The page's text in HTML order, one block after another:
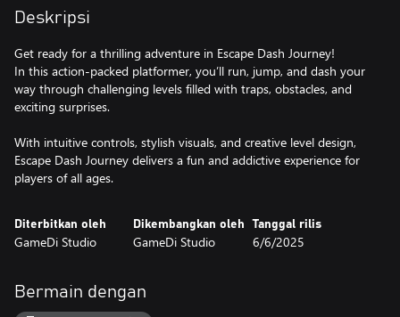
Deskripsi
Get ready for a thrilling adventure in Escape Dash Journey!
In this action-packed platformer, you’ll run, jump, and dash your
way through challenging levels filled with traps, obstacles, and
exciting surprises.
With intuitive controls, stylish visuals, and creative level design,
Escape Dash Journey delivers a fun and addictive experience for
players of all ages.
Diterbitkan oleh
GameDi Studio
Dikembangkan oleh
GameDi Studio
Tanggal rilis
6/6/2025
Bermain dengan